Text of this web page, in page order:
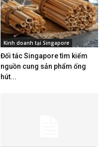
Kinh doanh tại Singapore
Đối tác Singapore tìm kiếm
nguồn cung sản phẩm ống
hút...